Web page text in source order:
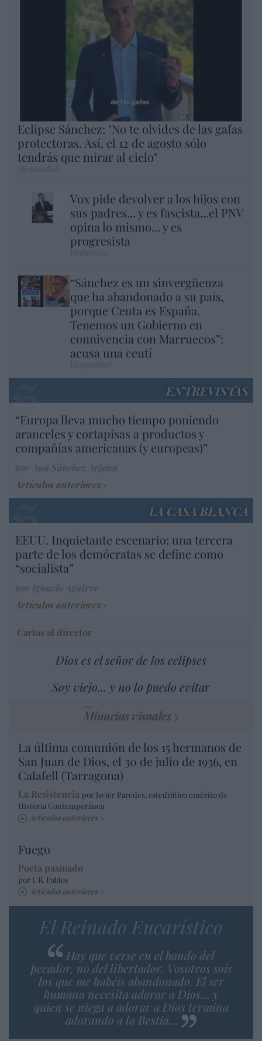
Eclipse Sánchez: "No te olvides de las gafas
protectoras. Así, el 12 de agosto sólo
tendrás que mirar al cielo"
Vox pide devolver a los hijos con
sus padres... y es fascista...el PNV
opina lo mismo... y es
progresista
“Sánchez es un sinvergüenza
que ha abandonado a su país,
porque Ceuta es España.
Tenemos un Gobierno en
connivencia con Marruecos”:
acusa una ceutí
ENTREVISTAS
“Europa lleva mucho tiempo poniendo
aranceles y cortapisas a productos y
compañías americanas (y europeas)”
Artículos anteriores
LA CASA BLANCA
EEUU. Inquietante escenario: una tercera
parte de los demócratas se define como
“socialista”
Artículos anteriores
Cartas al director
Dios es el señor de los eclipses
Soy viejo... y no lo puedo evitar
Minucias visuales
La última comunión de los 15 hermanos de
San Juan de Dios, el 30 de julio de 1936, en
Calafell (Tarragona)
La Resistencia por Javier Paredes, catedrático emérito de
Historia Contemporánea
Artículos anteriores
Fuego
Poeta pasmado
por J. R. Pablos
Artículos anteriores
El Reinado Eucarístico
Hay que verse en el bando del
pecador, no del libertador. Vosotros sois
los que me habéis abandonado. El ser
humano necesita adorar a Dios… y
quien se niega a adorar a Dios termina
adorando a la Bestia…